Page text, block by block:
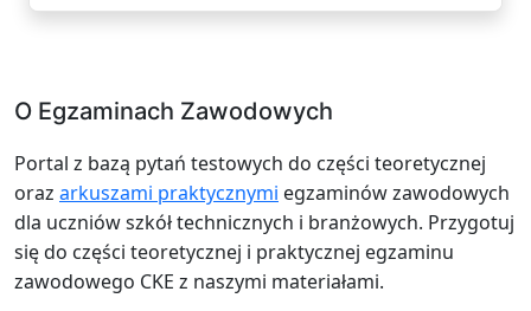
O Egzaminach Zawodowych
Portal z bazą pytań testowych do części teoretycznej
oraz arkuszami praktycznymi egzaminów zawodowych
dla uczniów szkół technicznych i branżowych. Przygotuj
się do części teoretycznej i praktycznej egzaminu
zawodowego CKE z naszymi materiałami.